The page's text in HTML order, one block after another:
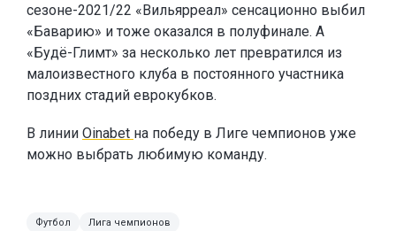
сезоне-2021/22 «Вильярреал» сенсационно выбил
«Баварию» и тоже оказался в полуфинале. А
«Будё-Глимт» за несколько лет превратился из
малоизвестного клуба в постоянного участника
поздних стадий еврокубков.
В линии Oinabet на победу в Лиге чемпионов уже
можно выбрать любимую команду.
Футбол Лига чемпионов